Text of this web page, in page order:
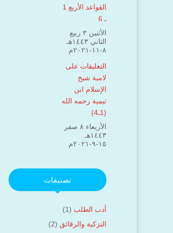
القواعد الأربع 1
ـ 6
الأثنين ۳ ربيع
الثاني ۱٤٤۳هـ
۸-۱۱-۲۰۲۱م
التعليقات على
لامية شيخ
الإسلام ابن
تيمية رحمه الله
(1ـ4)
الأربعاء ۸ صفر
۱٤٤۳هـ
۱۵-۹-۲۰۲۱م
تصنيفات
أدب الطلب (1)
التزكية والرقائق (2)